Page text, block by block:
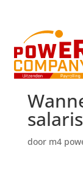
door m4